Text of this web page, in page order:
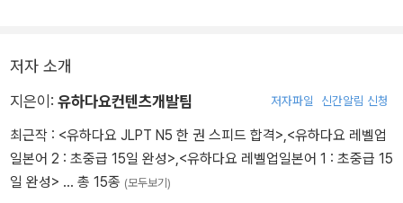
저자 소개
지은이: 유하다요컨텐츠개발팀 저자파일 신간알림 신청
최근작 : <유하다요 JLPT N5 한 권 스피드 합격> <유하다요 레벨업
일본어 2 : 초중급 15일 완성> <유하다요 레벨업일본어 1 : 초중급 15
일 완성> … 총 15종 (모두보기)